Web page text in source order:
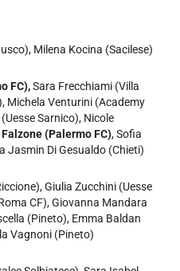
Milena Kocina (Sacilese)
FC),Sara Frecchiami (Villa
Michela Venturini (Academy
Sarnico), Nicole
(Palermo FC), Sofia
Jasmin Di Gesualdo (Chieti)
Giulia Zucchini (Uesse
CF), Giovanna Mandara
(Pineto), Emma Baldan
Vagnoni (Pineto)